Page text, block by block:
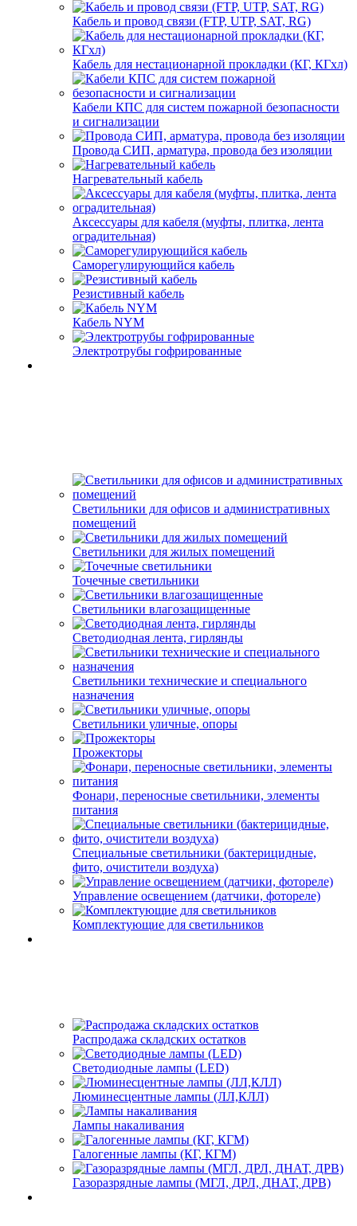
Кабель и провод связи (FTP, UTP, SAT, RG)
Кабель для нестационарной прокладки (КГ, КГхл)
Кабели КПС для систем пожарной безопасности
и сигнализации
Провода СИП, арматура, провода без изоляции
Нагревательный кабель
Аксессуары для кабеля (муфты, плитка, лента
оградительная)
Саморегулирующийся кабель
Резистивный кабель
Кабель NYM
Электротрубы гофрированные
Светильники для офисов и административных
помещений
Светильники для жилых помещений
Точечные светильники
Светильники влагозащищенные
Светодиодная лента, гирлянды
Светильники технические и специального
назначения
Светильники уличные, опоры
Прожекторы
Фонари, переносные светильники, элементы
питания
Специальные светильники (бактерицидные,
фито, очистители воздуха)
Управление освещением (датчики, фотореле)
Комплектующие для светильников
Распродажа складских остатков
Светодиодные лампы (LED)
Люминесцентные лампы (ЛЛ,КЛЛ)
Лампы накаливания
Галогенные лампы (КГ, КГМ)
Газоразрядные лампы (МГЛ, ДРЛ, ДНАТ, ДРВ)